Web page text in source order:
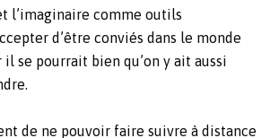
l’imaginaire comme outils
d’être conviés dans le monde
il se pourrait bien qu’on y ait aussi
de ne pouvoir faire suivre à distance